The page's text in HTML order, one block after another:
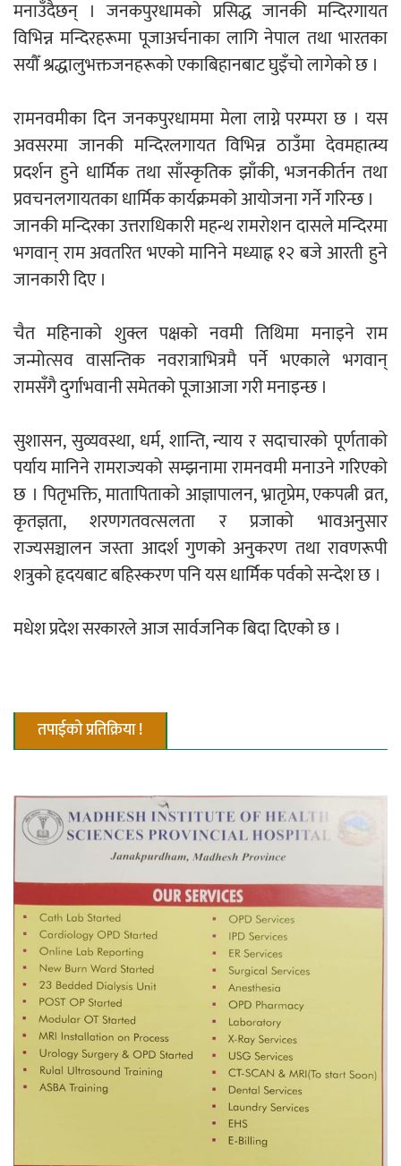
बलियो र जीवन्त विकास साझेदारीको एक
हिस्सा : नियोग उपप्रमुख श्रीवास्तव
प्रेस काउन्सिल सदस्य नियुक्तिमा विभेद भयो :
जनमत पत्रकार संघ
बनाउँछ नदीलाई संरक्षण हकदार
प्रतिस्पर्धाबिनाको नियुक्ति बदरबारे अन्तरिम
आदेश निक्र्योल गर्न असार ६ मा पेसी
निर्धारित ठाउँमा राजर्षिजनक विश्वविद्यालय
भवन बनाउन उपकुलपतिद्वारा आनाकानी
मनाउँदैछन् । जनकपुरधामको प्रसिद्ध जानकी मन्दिरगायत
विभिन्न मन्दिरहरूमा पूजाअर्चनाका लागि नेपाल तथा भारतका
सयौँ श्रद्धालुभक्तजनहरूको एकाबिहानबाट घुइँचो लागेको छ ।
रामनवमीका दिन जनकपुरधाममा मेला लाग्ने परम्परा छ । यस
अवसरमा जानकी मन्दिरलगायत विभिन्न ठाउँमा देवमहात्म्य
प्रदर्शन हुने धार्मिक तथा साँस्कृतिक झाँकी, भजनकीर्तन तथा
प्रवचनलगायतका धार्मिक कार्यक्रमको आयोजना गर्ने गरिन्छ ।
जानकी मन्दिरका उत्तराधिकारी महन्थ रामरोशन दासले मन्दिरमा
भगवान् राम अवतरित भएको मानिने मध्याह्न १२ बजे आरती हुने
जानकारी दिए ।
चैत महिनाको शुक्ल पक्षको नवमी तिथिमा मनाइने राम
जन्मोत्सव वासन्तिक नवरात्राभित्रमै पर्ने भएकाले भगवान्
रामसँगै दुर्गाभवानी समेतको पूजाआजा गरी मनाइन्छ ।
सुशासन, सुव्यवस्था, धर्म, शान्ति, न्याय र सदाचारको पूर्णताको
पर्याय मानिने रामराज्यको सम्झनामा रामनवमी मनाउने गरिएको
छ । पितृभक्ति, मातापिताको आज्ञापालन, भ्रातृप्रेम, एकपत्नी व्रत,
कृतज्ञता, शरणगतवत्सलता र प्रजाको भावअनुसार
राज्यसञ्चालन जस्ता आदर्श गुणको अनुकरण तथा रावणरूपी
शत्रुको हृदयबाट बहिस्करण पनि यस धार्मिक पर्वको सन्देश छ ।
मधेश प्रदेश सरकारले आज सार्वजनिक बिदा दिएको छ ।
तपाईको प्रतिक्रिया !